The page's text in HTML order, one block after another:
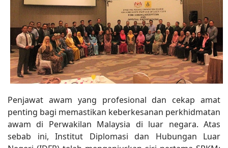
Penjawat awam yang profesional dan cekap amat
penting bagi memastikan keberkesanan perkhidmatan
awam di Perwakilan Malaysia di luar negara. Atas
sebab ini, Institut Diplomasi dan Hubungan Luar